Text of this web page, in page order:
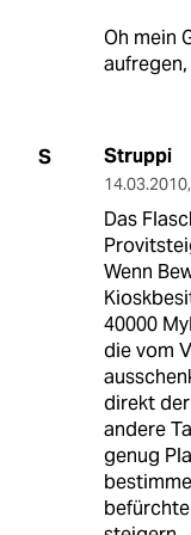
Oh mein
S Struppi
14.03.2010,
Das
Wenn
40000
die vom
direkt
andere
genug